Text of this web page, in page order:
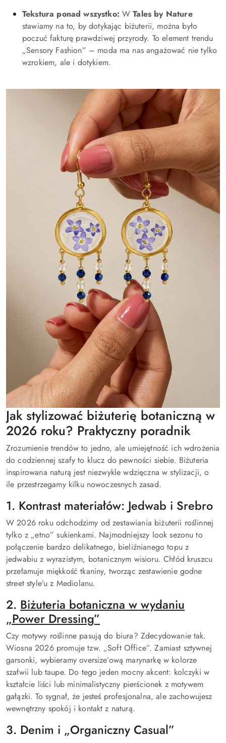
Tekstura ponad wszystko: WTales by Nature
stawiamy na to, by dotykając biżuterii, można było
poczuć fakturę prawdziwej przyrody. To element trendu
„Sensory Fashion” – moda ma nas angażować nie tylko
wzrokiem, ale i dotykiem.
Jak stylizować biżuterię botaniczną w
2026 roku? Praktyczny poradnik
Zrozumienie trendów to jedno, ale umiejętność ich wdrożenia
do codziennej szafy to klucz do pewności siebie. Biżuteria
inspirowana naturą jest niezwykle wdzięczna w stylizacji, o
ile przestrzegamy kilku nowoczesnych zasad.
1. Kontrast materiałów: Jedwab i Srebro
W 2026 roku odchodzimy od zestawiania biżuterii roślinnej
tylko z „etno” sukienkami. Najmodniejszy look sezonu to
połączenie bardzo delikatnego, bieliźnianego topu z
jedwabiu z wyrazistym, botanicznym wisioru. Chłód kruszcu
przełamuje miękkość tkaniny, tworząc zestawienie godne
street style’u z Mediolanu.
2. Biżuteria botaniczna w wydaniu
„Power Dressing”
Czy motywy roślinne pasują do biura? Zdecydowanie tak.
Wiosna 2026 promuje tzw. „Soft Office”. Zamiast sztywnej
garsonki, wybieramy oversize’ową marynarkę w kolorze
szałwii lub taupe. Do tego jeden mocny akcent: kolczyki w
kształcie liści lub minimalistyczny pierścionek z motywem
gałązki. To sygnał, że jesteś profesjonalna, ale zachowujesz
wewnętrzny spokój i kontakt z naturą.
3. Denim i „Organiczny Casual”